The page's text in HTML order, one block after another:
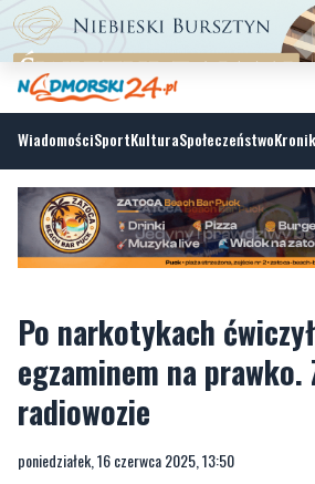
WiadomościSportKulturaSpołeczeństwo
Po narkotykach
radiowozie
poniedziałek, 16 czerwca 2025, 13:50